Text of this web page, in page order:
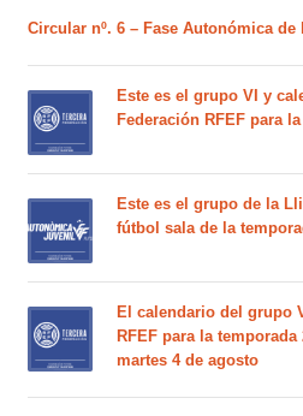
Circular nº. 6 – Fase Autonómica de
Este es el grupo VI y
Federación RFEF para
Este es el grupo de la
fútbol sala de la
El calendario del grupo
RFEF para la temporada
martes 4 de agosto